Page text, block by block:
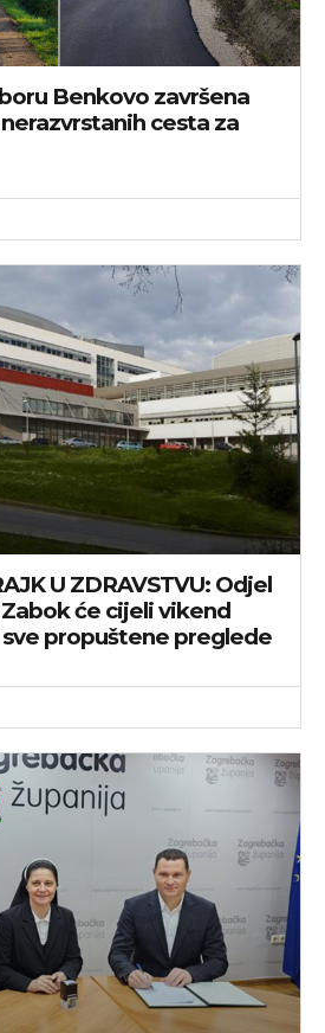
Benkovo završena
cesta za
U ZDRAVSTVU: Odjel
će cijeli vikend
propuštene preglede